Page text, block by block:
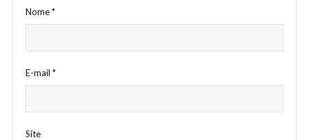
Nome*
E-mail *
Site